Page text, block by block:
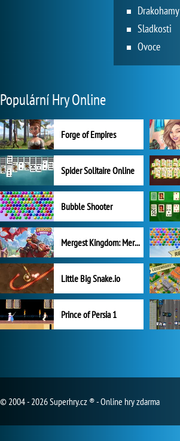
Drakohamy
Sladkosti
Ovoce
Populární Hry Online
Forge of Empires
Spider Solitaire Online
Bubble Shooter
Mergest Kingdom: Merge Puzzle
Little Big Snake.io
Prince of Persia 1
© 2004 - 2026 Superhry.cz ® - Online hry zdarma